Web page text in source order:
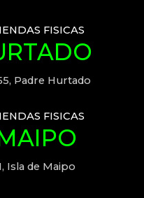
FISICAS
Padre Hurtado
FISICAS
Isla de Maipo